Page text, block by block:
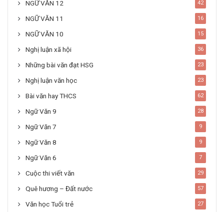
NGỮ VĂN 12 42
NGỮ VĂN 11 16
NGỮ VĂN 10 15
Nghị luận xã hội 36
Những bài văn đạt HSG 23
Nghị luận văn học 23
Bài văn hay THCS 62
Ngữ Văn 9 28
Ngữ Văn 7 9
Ngữ Văn 8 9
Ngữ Văn 6 7
Cuộc thi viết văn 29
Quê hương – Đất nước 57
Văn học Tuổi trẻ 27